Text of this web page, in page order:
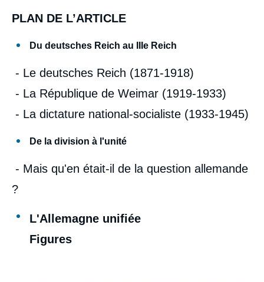
PLAN DE L’ARTICLE
Du deutsches Reich au IIIe Reich
- Le deutsches Reich (1871-1918)
- La République de Weimar (1919-1933)
- La dictature national-socialiste (1933-1945)
De la division à l'unité
- Mais qu'en était-il de la question allemande
?
L'Allemagne unifiée
Figures